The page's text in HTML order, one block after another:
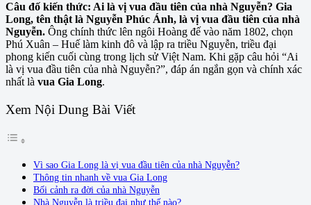
Câu đố kiến thức: Ai là vị vua đầu tiên của nhà Nguyễn? Gia
Long, tên thật là Nguyễn Phúc Ánh, là vị vua đầu tiên của nhà
Nguyễn. Ông chính thức lên ngôi Hoàng đế vào năm 1802, chọn
Phú Xuân – Huế làm kinh đô và lập ra triều Nguyễn, triều đại
phong kiến cuối cùng trong lịch sử Việt Nam. Khi gặp câu hỏi “Ai
là vị vua đầu tiên của nhà Nguyễn?”, đáp án ngắn gọn và chính xác
nhất là vua Gia Long.
Xem Nội Dung Bài Viết
Vì sao Gia Long là vị vua đầu tiên của nhà Nguyễn?
Thông tin nhanh về vua Gia Long
Bối cảnh ra đời của nhà Nguyễn
Nhà Nguyễn là triều đại như thế nào?